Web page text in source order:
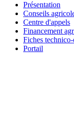
Présentation
Conseils
Centre d'appels
Financement
Fiches
Portail